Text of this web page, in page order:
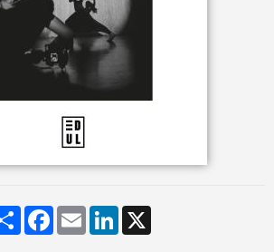
Share Facebook
Email LinkedIn